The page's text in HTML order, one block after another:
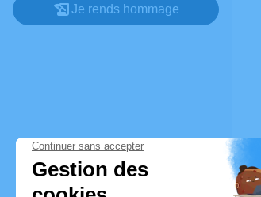
Je rends hommage